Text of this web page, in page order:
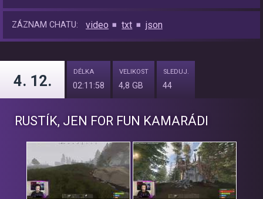
ZÁZNAM CHATU: video txt json
4. 12.
DÉLKA
02:11:58
VELIKOST
4,8 GB
SLEDUJ.
44
RUSTÍK, JEN FOR FUN KAMARÁDI